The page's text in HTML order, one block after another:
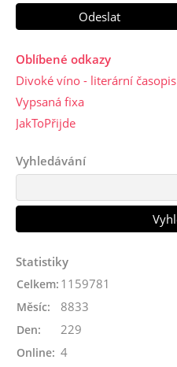
Oblíbené odkazy
Divoké víno - literární časopis
Vypsaná fixa
JakToPřijde
Vyhledávání
Statistiky
Online: 4
Celkem: 1159781
Měsíc: 8833
Den: 229